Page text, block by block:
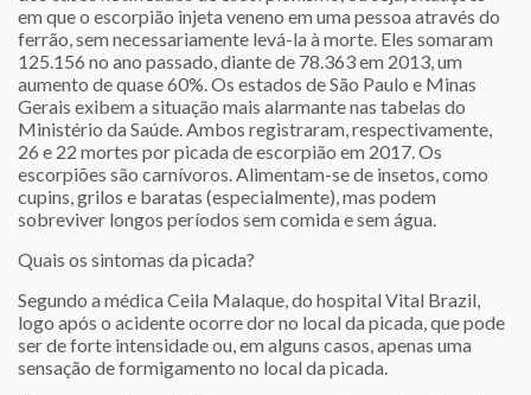
em que o escorpião injeta veneno em uma pessoa através do
ferrão, sem necessariamente levá-la à morte. Eles somaram
125.156 no ano passado, diante de 78.363 em 2013, um
aumento de quase 60%. Os estados de São Paulo e Minas
Gerais exibem a situação mais alarmante nas tabelas do
Ministério da Saúde. Ambos registraram, respectivamente,
26 e 22 mortes por picada de escorpião em 2017. Os
escorpiões são carnívoros. Alimentam-se de insetos, como
cupins, grilos e baratas (especialmente), mas podem
sobreviver longos períodos sem comida e sem água.
Quais os sintomas da picada?
Segundo a médica Ceila Malaque, do hospital Vital Brazil,
logo após o acidente ocorre dor no local da picada, que pode
ser de forte intensidade ou, em alguns casos, apenas uma
sensação de formigamento no local da picada.